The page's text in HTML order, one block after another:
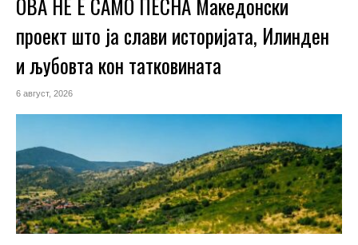
проект што ја слави историјата, Илинден
и љубовта кон татковината
6 август, 2026